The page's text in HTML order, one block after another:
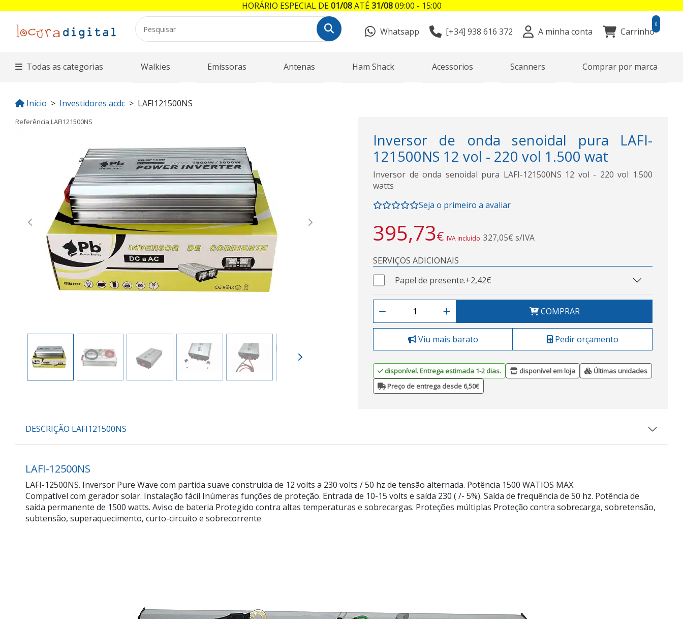
Whatsapp [+34] 938 616 372 A minha conta Carrinho
0
Todas as categorias Walkies Emissoras Antenas Ham Shack Acessorios Scanners Comprar por marca
Início Investidores acdc LAFI121500NS
Referência LAFI121500NS
Previous Next
Inversor de onda senoidal pura LAFI-
121500NS 12 vol - 220 vol 1.500 wat
Inversor de onda senoidal pura LAFI-121500NS 12 vol - 220 vol 1.500
watts
Seja o primeiro a avaliar
395,73€ IVA incluído 327,05€ s/IVA
SERVIÇOS ADICIONAIS
Papel de presente.+2,42€
COMPRAR
Viu mais barato Pedir orçamento
disponível. Entrega estimada 1-2 dias. disponível em loja
Últimas unidades
Preço de entrega desde 6,50€
DESCRIÇÃO LAFI121500NS
LAFI-12500NS
LAFI-12500NS. Inversor Pure Wave com partida suave construída de 12 volts a 230 volts / 50 hz de tensão alternada. Potência 1500 WATIOS MAX.
Compatível com gerador solar. Instalação fácil Inúmeras funções de proteção. Entrada de 10-15 volts e saída 230 ( /- 5%). Saída de frequência de 50 hz. Potência de
saída permanente de 1500 watts. Aviso de bateria Protegido contra altas temperaturas e sobrecargas. Proteções múltiplas Proteção contra sobrecarga, sobretensão,
subtensão, superaquecimento, curto-circuito e sobrecorrente
HORÁRIO ESPECIAL DE01/08ATÉ31/0809:00 - 15:00